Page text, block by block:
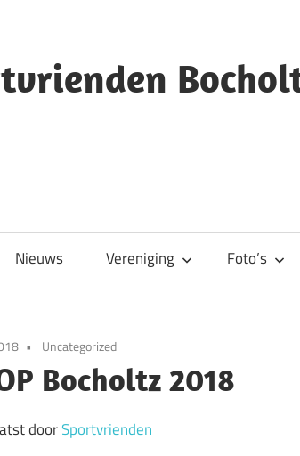
Nieuws Vereniging Foto’s
Uncategorized
Bocholtz 2018
doorSportvrienden